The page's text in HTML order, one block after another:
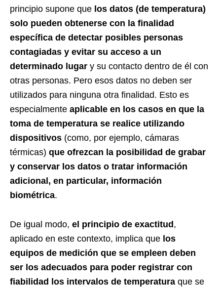
principio supone que los datos (de temperatura)
solo pueden obtenerse con la finalidad
específica de detectar posibles personas
contagiadas y evitar su acceso a un
determinado lugar y su contacto dentro de él con
otras personas. Pero esos datos no deben ser
utilizados para ninguna otra finalidad. Esto es
especialmente aplicable en los casos en que la
toma de temperatura se realice utilizando
dispositivos (como, por ejemplo, cámaras
térmicas) que ofrezcan la posibilidad de grabar
y conservar los datos o tratar información
adicional, en particular, información
biométrica.
De igual modo, el principio de exactitud ,
aplicado en este contexto, implica que los
equipos de medición que se empleen deben
ser los adecuados para poder registrar con
fiabilidad los intervalos de temperatura que se